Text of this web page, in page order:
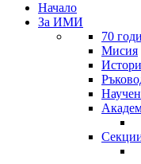
Начало
За ИМИ
70
Мисия